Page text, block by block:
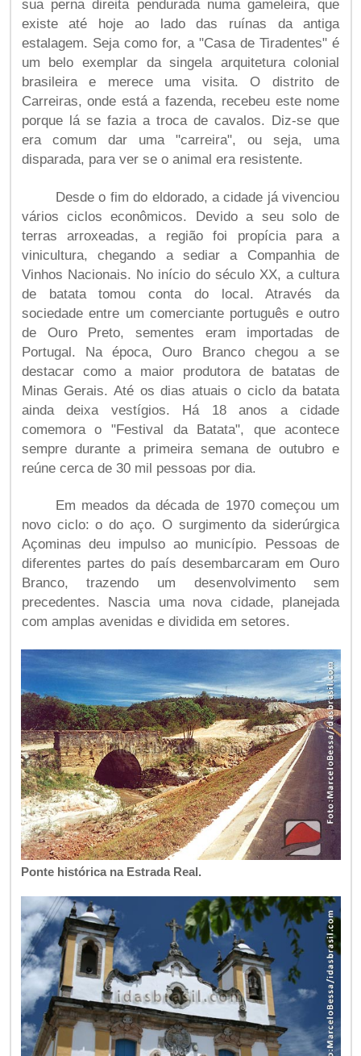
sua perna direita pendurada numa gameleira, que
existe até hoje ao lado das ruínas da antiga
estalagem. Seja como for, a "Casa de Tiradentes" é
um belo exemplar da singela arquitetura colonial
brasileira e merece uma visita. O distrito de
Carreiras, onde está a fazenda, recebeu este nome
porque lá se fazia a troca de cavalos. Diz-se que
era comum dar uma "carreira", ou seja, uma
disparada, para ver se o animal era resistente.
Desde o fim do eldorado, a cidade já vivenciou
vários ciclos econômicos. Devido a seu solo de
terras arroxeadas, a região foi propícia para a
vinicultura, chegando a sediar a Companhia de
Vinhos Nacionais. No início do século XX, a cultura
de batata tomou conta do local. Através da
sociedade entre um comerciante português e outro
de Ouro Preto, sementes eram importadas de
Portugal. Na época, Ouro Branco chegou a se
destacar como a maior produtora de batatas de
Minas Gerais. Até os dias atuais o ciclo da batata
ainda deixa vestígios. Há 18 anos a cidade
comemora o "Festival da Batata", que acontece
sempre durante a primeira semana de outubro e
reúne cerca de 30 mil pessoas por dia.
Em meados da década de 1970 começou um
novo ciclo: o do aço. O surgimento da siderúrgica
Açominas deu impulso ao município. Pessoas de
diferentes partes do país desembarcaram em Ouro
Branco, trazendo um desenvolvimento sem
precedentes. Nascia uma nova cidade, planejada
com amplas avenidas e dividida em setores.
Ponte histórica na Estrada Real.